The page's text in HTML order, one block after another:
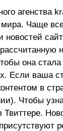
Чаще
новостей
она
Если ваша
в
Чтобы
Твиттере.